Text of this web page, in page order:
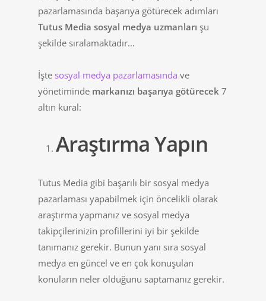
pazarlamasında başarıya götürecek adımları
Tutus Media sosyal medya uzmanları şu
şekilde sıralamaktadır…
İşte sosyal medya pazarlamasında ve
yönetiminde markanızı başarıya götürecek 7
altın kural:
Araştırma Yapın
Tutus Media gibi başarılı bir sosyal medya
pazarlaması yapabilmek için öncelikli olarak
araştırma yapmanız ve sosyal medya
takipçilerinizin profillerini iyi bir şekilde
tanımanız gerekir. Bunun yanı sıra sosyal
medya en güncel ve en çok konuşulan
konuların neler olduğunu saptamanız gerekir.